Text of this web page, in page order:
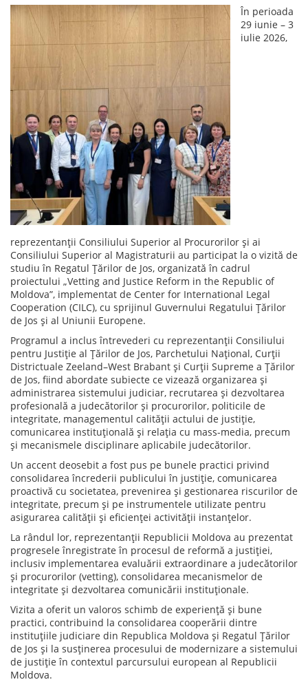
În perioada
29 iunie – 3
iulie 2026,
reprezentanții Consiliului Superior al Procurorilor și ai
Consiliului Superior al Magistraturii au participat la o vizită de
studiu în Regatul Țărilor de Jos, organizată în cadrul
proiectului „Vetting and Justice Reform in the Republic of
Moldova”, implementat de Center for International Legal
Cooperation (CILC), cu sprijinul Guvernului Regatului Țărilor
de Jos și al Uniunii Europene.
Programul a inclus întrevederi cu reprezentanții Consiliului
pentru Justiție al Țărilor de Jos, Parchetului Național, Curții
Districtuale Zeeland–West Brabant și Curții Supreme a Țărilor
de Jos, fiind abordate subiecte ce vizează organizarea și
administrarea sistemului judiciar, recrutarea și dezvoltarea
profesională a judecătorilor și procurorilor, politicile de
integritate, managementul calității actului de justiție,
comunicarea instituțională și relația cu mass-media, precum
și mecanismele disciplinare aplicabile judecătorilor.
Un accent deosebit a fost pus pe bunele practici privind
consolidarea încrederii publicului în justiție, comunicarea
proactivă cu societatea, prevenirea și gestionarea riscurilor de
integritate, precum și pe instrumentele utilizate pentru
asigurarea calității și eficienței activității instanțelor.
La rândul lor, reprezentanții Republicii Moldova au prezentat
progresele înregistrate în procesul de reformă a justiției,
inclusiv implementarea evaluării extraordinare a judecătorilor
și procurorilor (vetting), consolidarea mecanismelor de
integritate și dezvoltarea comunicării instituționale.
Vizita a oferit un valoros schimb de experiență și bune
practici, contribuind la consolidarea cooperării dintre
instituțiile judiciare din Republica Moldova și Regatul Țărilor
de Jos și la susținerea procesului de modernizare a sistemului
de justiție în contextul parcursului european al Republicii
Moldova.